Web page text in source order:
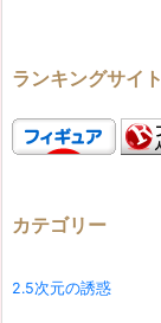
ランキングサイト
カテゴリー
2.5次元の誘惑